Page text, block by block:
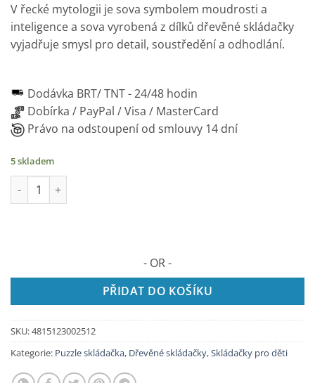
V řecké mytologii je sova symbolem moudrosti a
inteligence a sova vyrobená z dílků dřevěné skládačky
vyjadřuje smysl pro detail, soustředění a odhodlání.
Dodávka BRT/ TNT -24/48 hodin
Dobírka / PayPal / Visa / MasterCard
Právo na odstoupení od smlouvy 14 dní
5 skladem
GUFO Puzzle 2D v dřevě, 120 dílků množství
- OR -
PŘIDAT DO KOŠÍKU
SKU:4815123002512
Kategorie: Puzzle skládačka, Dřevěné skládačky,Skládačky pro děti